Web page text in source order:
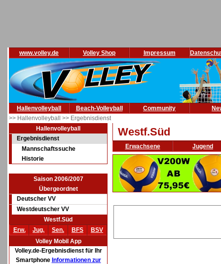
www.volley.de Volley Shop Impressum
Hallenvolleyball Beach-Volleyball Community
>> Hallenvolleyball >> Ergebnisdienst
Hallenvolleyball
Ergebnisdienst
Mannschaftssuche
Historie
Saison 2006/2007
Übergeordnet
Deutscher VV
Westdeutscher VV
Westf.Süd
Erw.
Jug. Sen. BFS
BSV
Volley Mobil App
Volley.de-Ergebnisdienst für Ihr
Smartphone Informationen zur
Westf.Süd
Erwachsene Jugend